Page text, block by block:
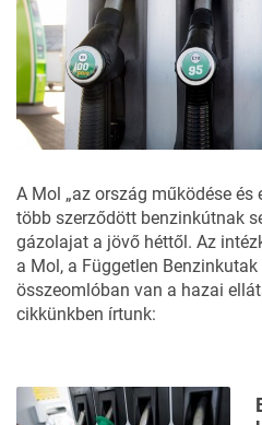
A Mol „az ország működése és
több szerződött benzinkútnak
gázolajat a jövő héttől. Az
a Mol, a Független
összeomlóban van a hazai
cikkünkben írtunk: